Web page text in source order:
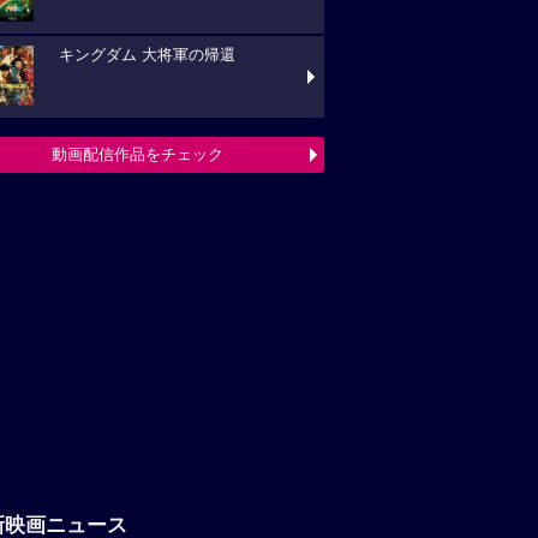
キングダム 大将軍の帰還
動画配信作品をチェック
映画ニュース